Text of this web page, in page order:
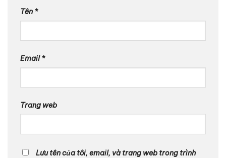
Tên *
Email*
Trang web
Lưu tên của tôi, email, và trang web trong trình